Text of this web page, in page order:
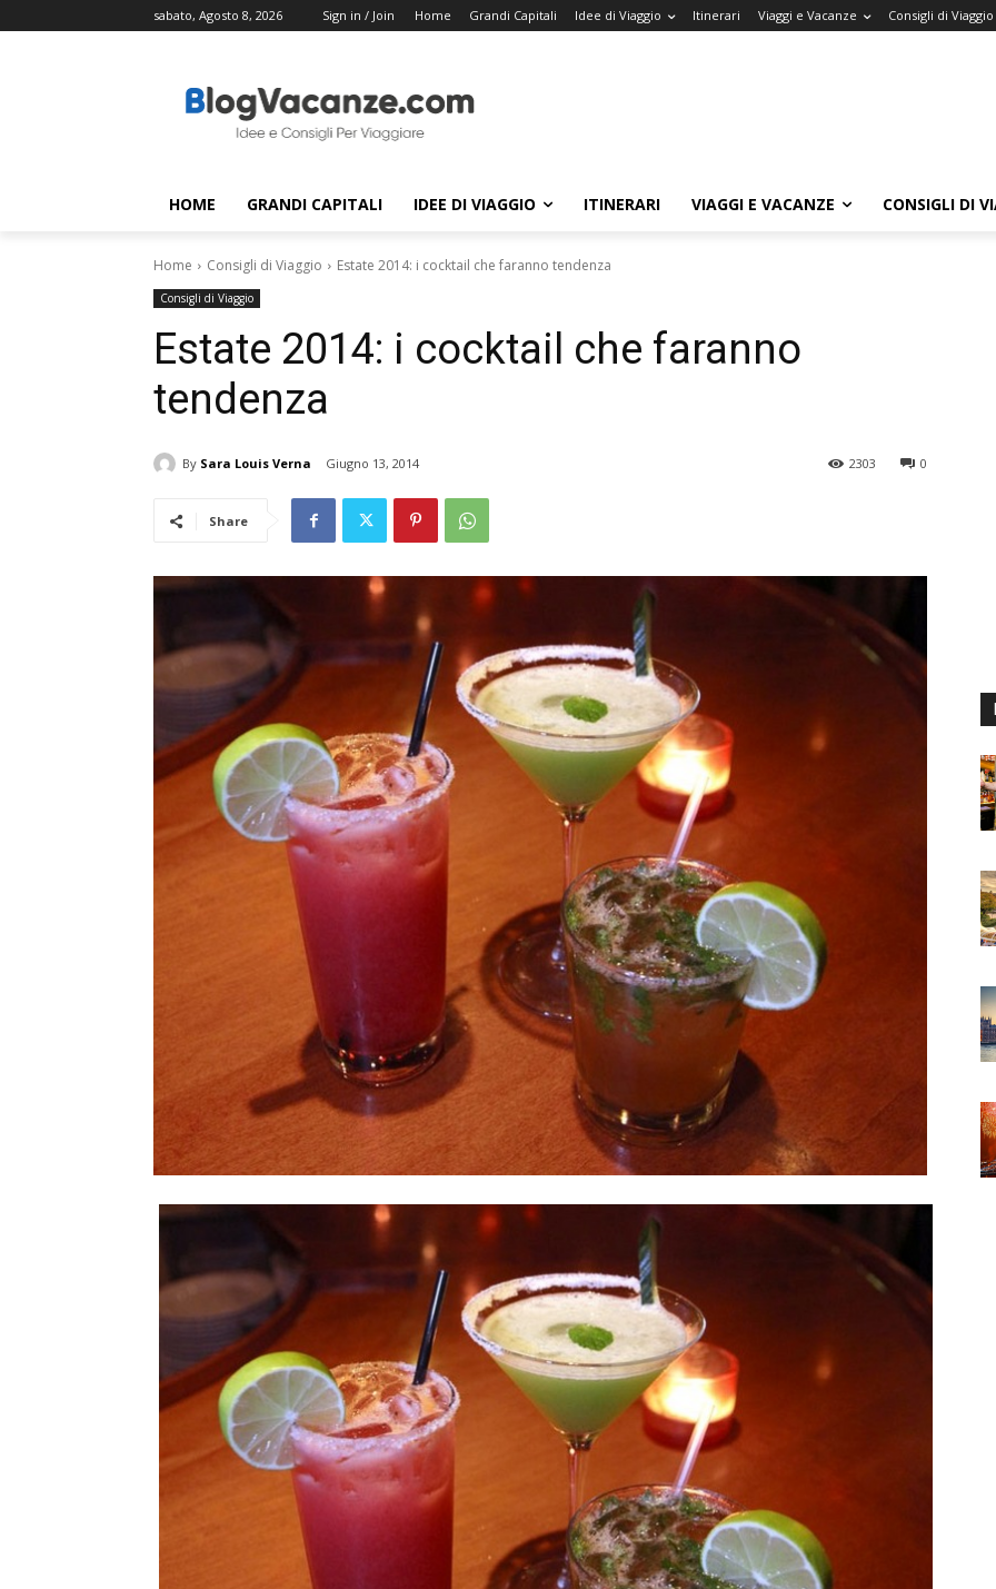
sabato, Agosto 8, 2026 Sign in / Join Home Grandi Capitali Idee di Viaggio Itinerari Viaggi e Vacanze Consigli di Viaggio
HOME GRANDI CAPITALI IDEE DI VIAGGIO ITINERARI VIAGGI E VACANZE CONSIGLI DI
Home Consigli di Viaggio Estate 2014: i cocktail che faranno tendenza
Consigli di Viaggio
Estate 2014: i cocktail che faranno
tendenza
By Sara Louis Verna Giugno 13, 2014 0
2303
Share